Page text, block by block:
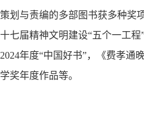
策划与责编的多部图书获多种奖
十七届精神文明建设“五个一工程
2024年度“中国好书”，《费孝通
学奖年度作品等。